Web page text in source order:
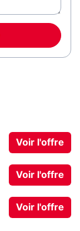
Voir l'offre
Voir l'offre
Voir l'offre